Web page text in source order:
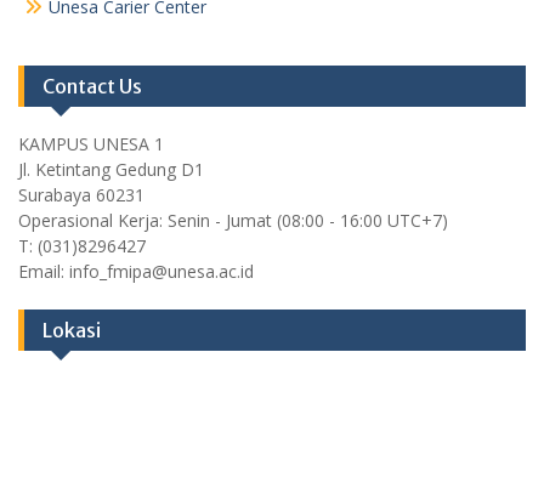
Unesa Carier Center
Contact Us
KAMPUS UNESA 1
Jl. Ketintang Gedung D1
Surabaya 60231
Operasional Kerja: Senin - Jumat (08:00 - 16:00 UTC+7)
T: (031)8296427
Email: info_fmipa@unesa.ac.id
Lokasi